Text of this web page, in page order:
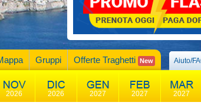
Gruppi Offerte Traghetti New Aiuto/
2026 2026 2027 2027 2027